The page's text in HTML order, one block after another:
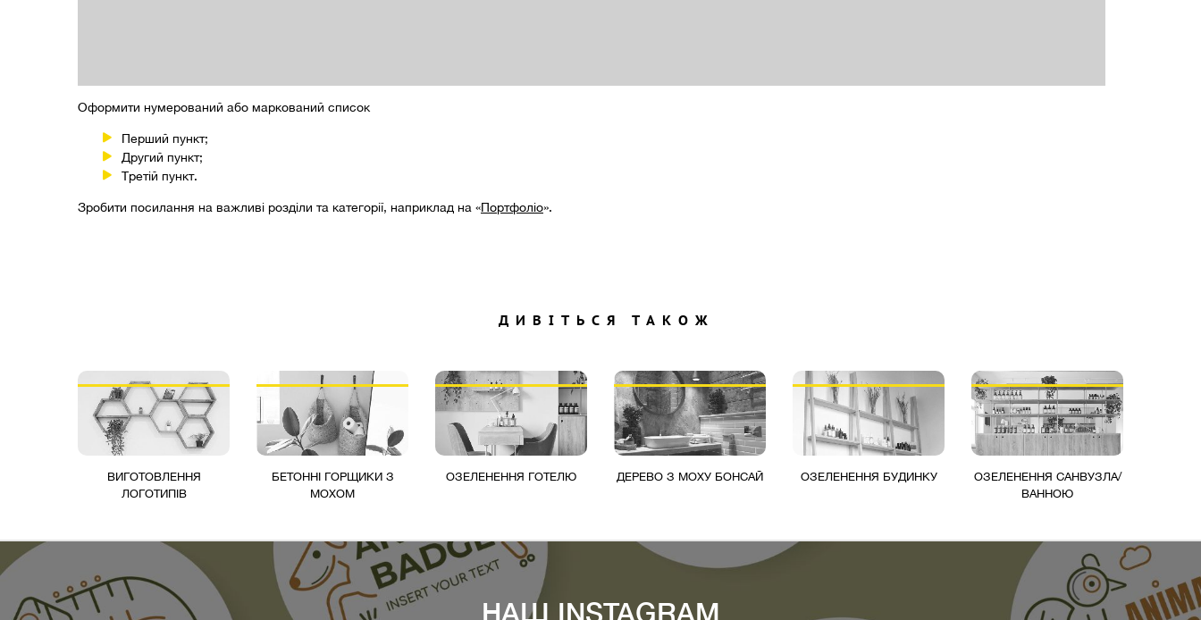
Оформити нумерований або маркований список
Перший пункт;
Другий пункт;
Третій пункт.
Зробити посилання на важливі розділи та категорії, наприклад на «Портфоліо».
ДИВІТЬСЯ ТАКОЖ
ВИГОТОВЛЕННЯ
ЛОГОТИПІВ
БЕТОННІ ГОРЩИКИ З
МОХОМ
ОЗЕЛЕНЕННЯ ГОТЕЛЮ ДЕРЕВО З МОХУ БОНСАЙ ОЗЕЛЕНЕННЯ БУДИНКУ
ОЗЕЛЕНЕННЯ САНВУЗЛА/
ВАННОЮ
НАШ INSTAGRAM